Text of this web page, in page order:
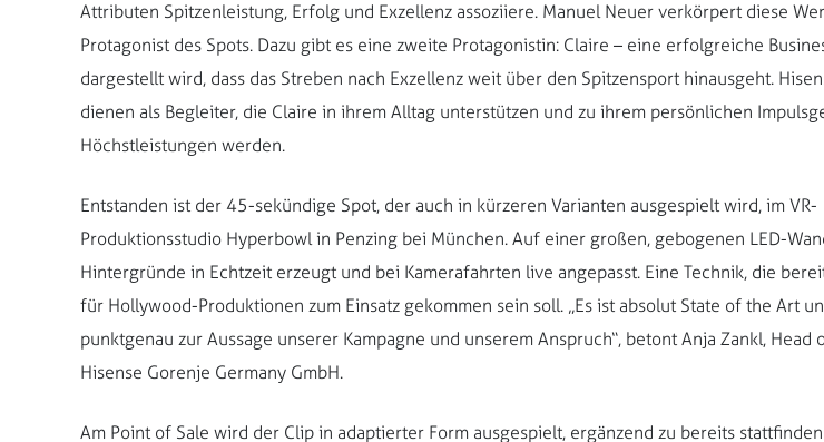
Attributen Spitzenleistung, Erfolg und Exzellenz assoziiere. Manuel Neuer verkörpert diese
Protagonist des Spots. Dazu gibt es eine zweite Protagonistin: Claire – eine erfolgreiche
dargestellt wird, dass das Streben nach Exzellenz weit über den Spitzensport hinausgeht.
dienen als Begleiter, die Claire in ihrem Alltag unterstützen und zu ihrem persönlichen
Höchstleistungen werden.
Entstanden ist der 45-sekündige Spot, der auch in kürzeren Varianten ausgespielt wird, im VR-
Produktionsstudio Hyperbowl in Penzing bei München. Auf einer großen, gebogenen LED-
Hintergründe in Echtzeit erzeugt und bei Kamerafahrten live angepasst. Eine Technik, die
für Hollywood-Produktionen zum Einsatz gekommen sein soll. „Es ist absolut State of the Art
punktgenau zur Aussage unserer Kampagne und unserem Anspruch“, betont Anja Zankl, Head
Hisense Gorenje Germany GmbH.
Am Point of Sale wird der Clip in adaptierter Form ausgespielt, ergänzend zu bereits